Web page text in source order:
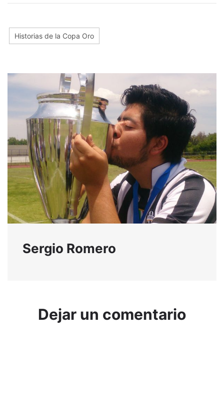
Historias de la Copa Oro
Sergio Romero
Dejar un comentario